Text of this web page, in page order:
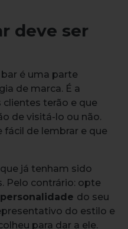
deve ser
é uma parte
de marca. É a
terão e que
de visitá-lo ou não.
fácil de lembrar e que
já tenham sido
Pelo contrário: opte
personalidade do seu
do estilo e
para dar a ele.